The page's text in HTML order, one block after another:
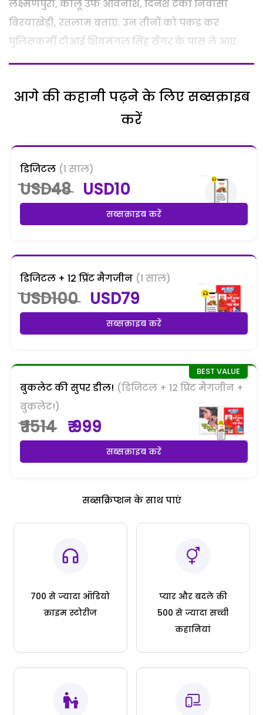
लक्ष्मणपुरा, कालू उर्फ अविनाश, दिनेश टका निवासी
बिरयाखेड़ी, रतलाम बताए. उन तीनों को पकड़ कर
पुलिसकर्मी टीआई शिवमंगल सिंह सेंगर के पास ले आए.
आगे की कहानी पढ़ने के लिए सब्सक्राइब
करें
डिजिटल (1 साल)
USD48 USD10
सब्सक्राइब करें
डिजिटल + 12 प्रिंट मैगजीन (1 साल)
USD100 USD79
सब्सक्राइब करें
बुकलेट की सुपर डील! (डिजिटल + 12 प्रिंट मैगजीन +
बुकलेट!)
₹ 1514 ₹ 999
सब्सक्राइब करें
सब्सक्रिप्शन के साथ पाएं
700 से ज्यादा ऑडियो
क्राइम स्टोरीज
प्यार और बदले की
500 से ज्यादा सच्ची
कहानियां